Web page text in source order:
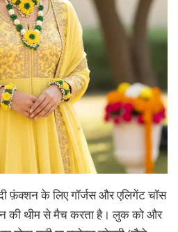
फ़ंक्शन के लिए गॉर्जस और एलिगेंट चॉस
की थीम से मैच करता है। लुक को और